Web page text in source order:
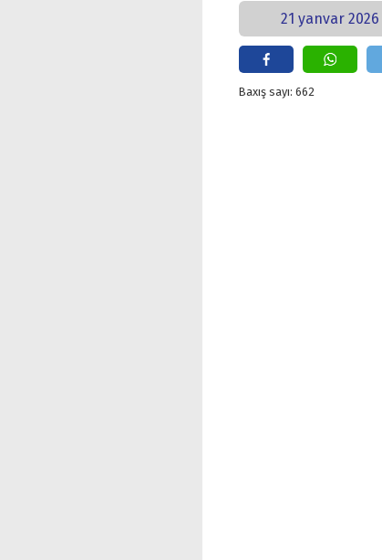
21 yanvar 2026
Baxış sayı: 662